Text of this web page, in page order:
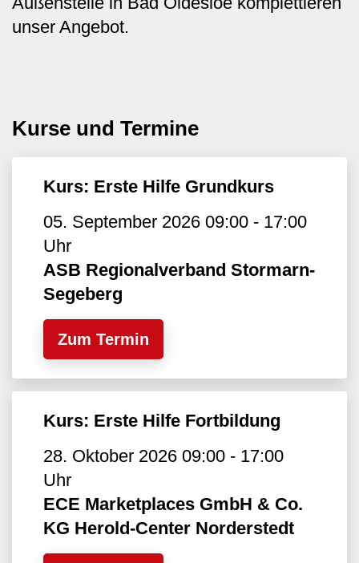
unser Angebot.
Kurse und Termine
Kurs: Erste Hilfe Grundkurs
05. September 2026 09:00 - 17:00
Uhr
ASB Regionalverband Stormarn-
Segeberg
Zum Termin
Kurs: Erste Hilfe Fortbildung
28. Oktober 2026 09:00 - 17:00
Uhr
ECE Marketplaces GmbH & Co.
KG Herold-Center Norderstedt